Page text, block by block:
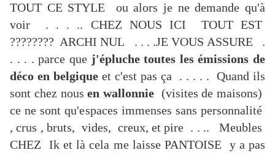
TOUT CE STYLE ou alors je ne demande qu'à
voir . . . .. CHEZ NOUS ICI TOUT EST
???????? ARCHI NUL . . . .JE VOUS ASSURE .
. . . . parce que j'épluche toutes les émissions de
déco en belgique et c'est pas ça . . . . . Quand ils
sont chez nous en wallonnie (visites de maisons)
ce ne sont qu'espaces immenses sans personnalité
, crus , bruts, vides, creux, et pire . . .. Meubles
CHEZ Ik et là cela me laisse PANTOISE y a pas